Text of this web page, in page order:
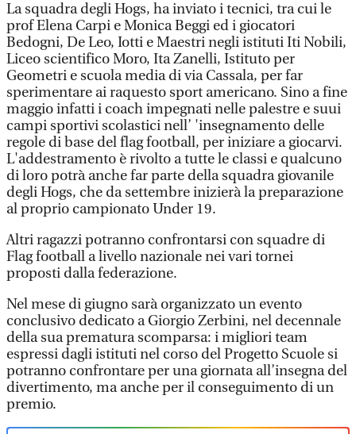
La squadra degli Hogs, ha inviato i tecnici, tra cui le
prof Elena Carpi e Monica Beggi ed i giocatori
Bedogni, De Leo, Iotti e Maestri negli istituti Iti Nobili,
Liceo scientifico Moro, Ita Zanelli, Istituto per
Geometri e scuola media di via Cassala, per far
sperimentare ai raquesto sport americano. Sino a fine
maggio infatti i coach impegnati nelle palestre e suui
campi sportivi scolastici nell’ 'insegnamento delle
regole di base del flag football, per iniziare a giocarvi.
L'addestramento è rivolto a tutte le classi e qualcuno
di loro potrà anche far parte della squadra giovanile
degli Hogs, che da settembre inizierà la preparazione
al proprio campionato Under 19.
Altri ragazzi potranno confrontarsi con squadre di
Flag football a livello nazionale nei vari tornei
proposti dalla federazione.
Nel mese di giugno sarà organizzato un evento
conclusivo dedicato a Giorgio Zerbini, nel decennale
della sua prematura scomparsa: i migliori team
espressi dagli istituti nel corso del Progetto Scuole si
potranno confrontare per una giornata all’insegna del
divertimento, ma anche per il conseguimento di un
premio.